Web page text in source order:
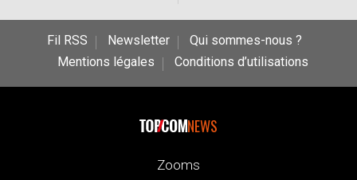
Fil RSS Newsletter
Qui sommes-nous ?
Mentions légales
Conditions d’utilisations
NEWS
Zooms